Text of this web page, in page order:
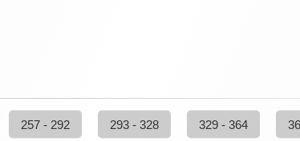
257 - 292 293 - 328 329 - 364